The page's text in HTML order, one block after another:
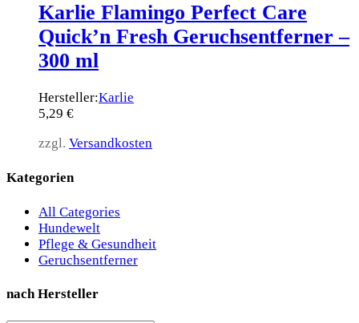
Karlie Flamingo Perfect Care
Quick’n Fresh Geruchsentferner –
300 ml
Hersteller:Karlie
5,29 €
zzgl. Versandkosten
Kategorien
All Categories
Hundewelt
Pflege & Gesundheit
Geruchsentferner
nach Hersteller